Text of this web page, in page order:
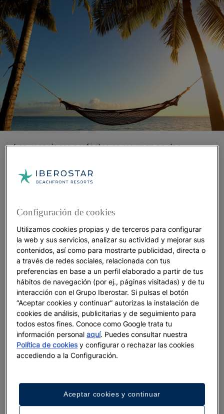
Las vacaciones perfectas se resumen en dos
poder leer un libro debajo de un cocotero.
Porque (lo mires como lo mires) es mucho más
fácil (y todo sale mejor)
La razón primera y principal por la que cambié de
bando es esta:viajar a un Todo Incluidolo hace todo
más sencillo. Garantizado. Normalmente, cuando
estás planeando un viaje rastreas en buscadores,
metabuscadores y la madre de todos los
buscadores, a la caza de la mejor combinación de
vuelo, hotel y traslados. Cierras, vuelves a abrir el
explorador. Apagas, reinicias, lo intentas otro día
haciendo conjeturas de cuándo la otra parte del
comprar un vuelo oreservar una hotel en Puerto Plata
para que baje la demanda.
Configuración de cookies
Utilizamos cookies propias y de terceros para configurar
la web y sus servicios, analizar su actividad y mejorar sus
contenidos, así como para mostrarte publicidad, directa o
a través de redes sociales, relacionada con tus
preferencias en base a un perfil elaborado a partir de tus
hábitos de navegación (por ej., páginas visitadas) y de tu
interacción con el Grupo Iberostar. Si pulsas el botón
“Aceptar cookies y continuar” autorizas la instalación de
cookies de análisis, publicitarias y de seguimiento para
todos estos fines. Conoce como Google trata tu
información personalaquí. Puedes consultar nuestra
Política de cookiesy configurar o rechazar las cookies
accediendo a la Configuración.
Aceptar cookies y continuar